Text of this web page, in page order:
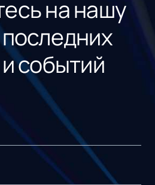
на нашу
событий